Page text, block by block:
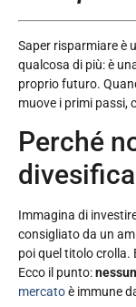
Saper risparmiare è
qualcosa di più: è
proprio futuro.
muove i primi passi,
Perché
Immagina di
consigliato da un
poi quel titolo crolla.
Ecco il punto:
mercatoè immune